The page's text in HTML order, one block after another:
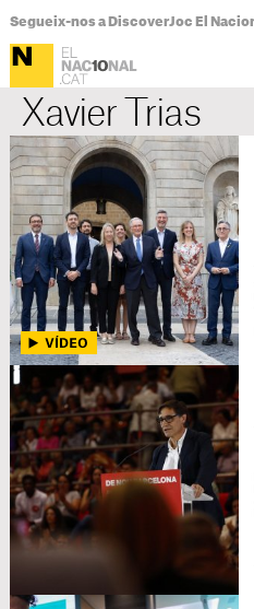
Segueix-nos a DiscoverJoc El
Xavier Trias